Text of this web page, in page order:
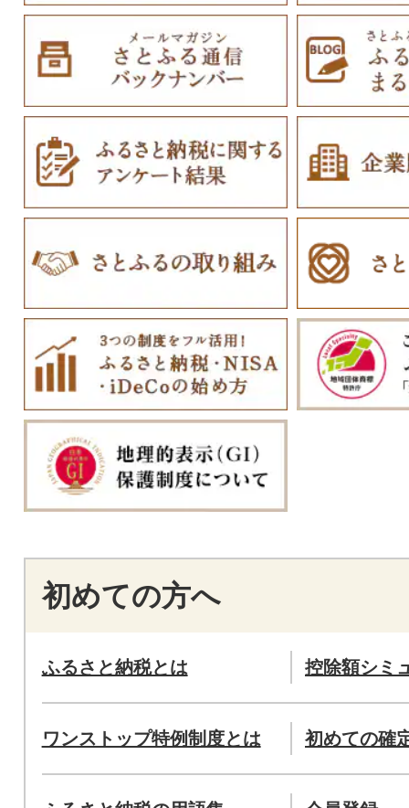
初めての方へ
ふるさと納税とは 控除額シミ
ワンストップ特例制度とは 初めての確